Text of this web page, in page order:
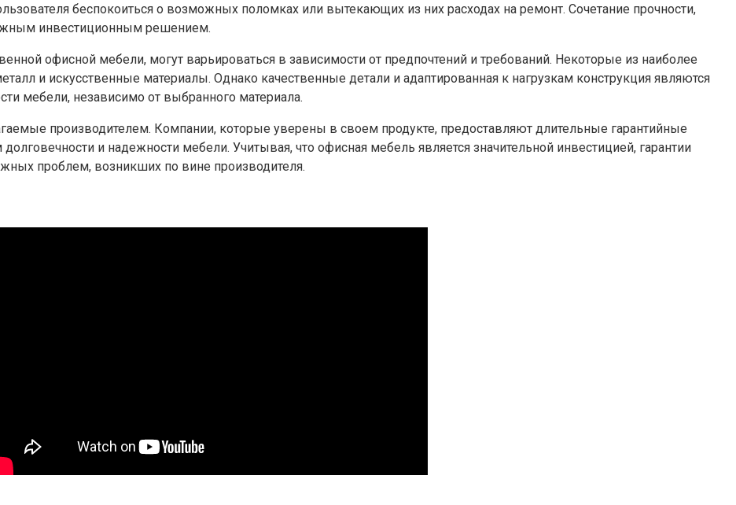
беспокоиться о возможных поломках или вытекающих из них расходах на ремонт. Сочетание прочности,
инвестиционным решением.
офисной мебели, могут варьироваться в зависимости от предпочтений и требований. Некоторые из наиболее
и искусственные материалы. Однако качественные детали и адаптированная к нагрузкам конструкция являются
мебели, независимо от выбранного материала.
производителем. Компании, которые уверены в своем продукте, предоставляют длительные гарантийные
и надежности мебели. Учитывая, что офисная мебель является значительной инвестицией, гарантии
проблем, возникших по вине производителя.